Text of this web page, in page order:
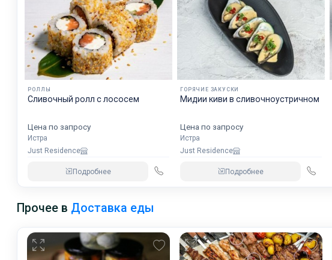
РОЛЛЫ
Сливочный ролл с лососем
Цена по запросу
Истра
Just Residence
Подробнее
ГОРЯЧИЕ ЗАКУСКИ
Мидии киви в сливочноустричном
Цена по запросу
Истра
Just Residence
Подробнее
Прочее в Доставка еды